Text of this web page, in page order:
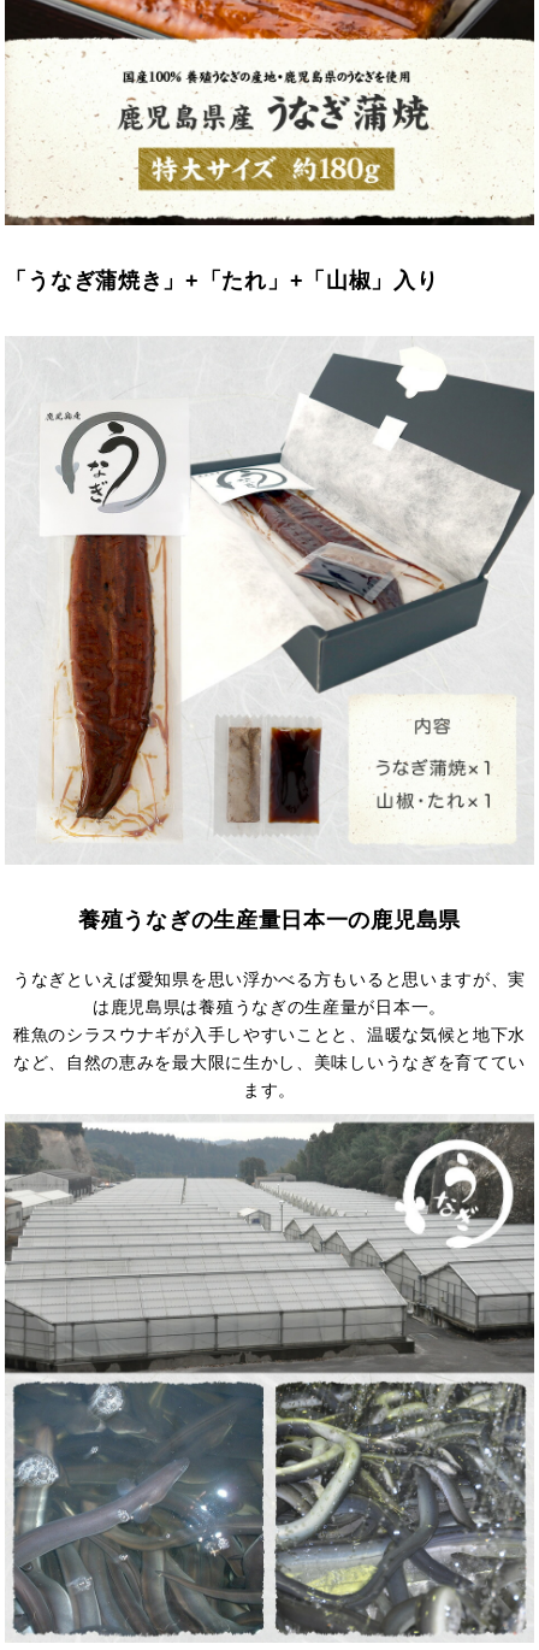
「うなぎ蒲焼き」+「たれ」+「山椒」入り
養殖うなぎの生産量日本一の鹿児島県
うなぎといえば愛知県を思い浮かべる方もいると思いますが、実
は鹿児島県は養殖うなぎの生産量が日本一。
稚魚のシラスウナギが入手しやすいことと、温暖な気候と地下水
など、自然の恵みを最大限に生かし、美味しいうなぎを育ててい
ます。